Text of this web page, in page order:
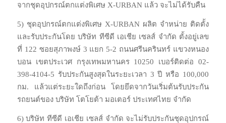
จากชุดอุปกรณ์ตกแต่งพิเศษ X-URBAN แล้ว จะไม่ได้รับคืน
5) ชุดอุปกรณ์ตกแต่งพิเศษ X-URBAN ผลิต จำหน่าย ติดตั้ง
และรับประกันโดย บริษัท ทีซีดี เอเชีย เซลส์ จำกัด ตั้งอยู่เลข
ที่ 122 ซอยสุภาพงษ์ 3 แยก 5-2 ถนนศรีนครินทร์ แขวงหนอง
บอน เขตประเวศ กรุงเทพมหานคร 10250 เบอร์ติดต่อ 02-
398-4104-5 รับประกันสูงสุดในระยะเวลา 3 ปี หรือ 100,000
กม. แล้วแต่ระยะใดถึงก่อน โดยยึดจากวันเริ่มต้นรับประกัน
รถยนต์ของ บริษัท โตโยต้า มอเตอร์ ประเทศไทย จำกัด
6) บริษัท ทีซีดี เอเชีย เซลส์ จำกัด จะไม่รับประกันชุดอุปกรณ์